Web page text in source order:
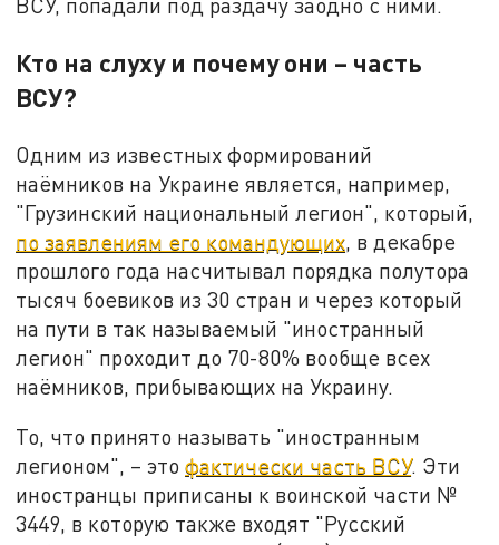
Кто на слуху и почему они – часть
ВСУ?
Одним из известных формирований
наёмников на Украине является, например,
"Грузинский национальный легион", который,
по заявлениям его командующих, в декабре
прошлого года насчитывал порядка полутора
тысяч боевиков из 30 стран и через который
на пути в так называемый "иностранный
легион" проходит до 70-80% вообще всех
наёмников, прибывающих на Украину.
То, что принято называть "иностранным
легионом", – этофактически часть ВСУ. Эти
иностранцы приписаны к воинской части №
3449, в которую также входят "Русский